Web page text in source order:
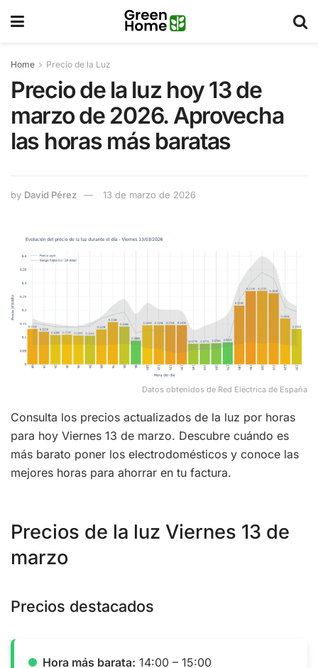
Home Precio de la Luz
Precio de la luz hoy 13 de
marzo de 2026. Aprovecha
las horas más baratas
by David Pérez 13 de marzo de 2026
Datos obtenidos de Red Eléctrica de España
Consulta los precios actualizados de la luz por horas
para hoy Viernes 13 de marzo. Descubre cuándo es
más barato poner los electrodomésticos y conoce las
mejores horas para ahorrar en tu factura.
Precios de la luz Viernes 13 de
marzo
Precios destacados
Hora más barata: 14:00 – 15:00